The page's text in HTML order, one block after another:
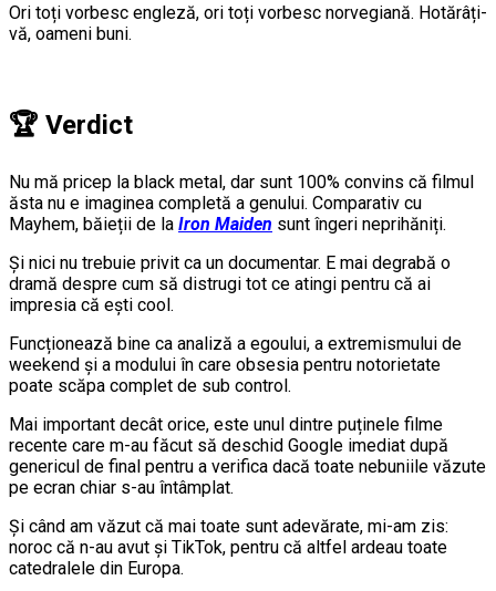
Ori toți vorbesc engleză, ori toți vorbesc norvegiană. Hotărâți-
vă, oameni buni.
🏆 Verdict
Nu mă pricep la black metal, dar sunt 100% convins că filmul
ăsta nu e imaginea completă a genului. Comparativ cu
Mayhem, băieții de la Iron Maiden sunt îngeri neprihăniți.
Și nici nu trebuie privit ca un documentar. E mai degrabă o
dramă despre cum să distrugi tot ce atingi pentru că ai
impresia că ești cool.
Funcționează bine ca analiză a egoului, a extremismului de
weekend și a modului în care obsesia pentru notorietate
poate scăpa complet de sub control.
Mai important decât orice, este unul dintre puținele filme
recente care m-au făcut să deschid Google imediat după
genericul de final pentru a verifica dacă toate nebuniile văzute
pe ecran chiar s-au întâmplat.
Și când am văzut că mai toate sunt adevărate, mi-am zis:
noroc că n-au avut și TikTok, pentru că altfel ardeau toate
catedralele din Europa.